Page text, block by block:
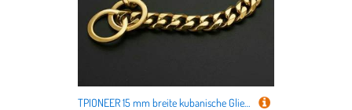
TPIONEER 15 mm breite kubanische Gliederkette für Hunde, goldfarbenes, strapazierfähiges Metallhalsband mit Schlupfkette, modisches Haustierschmuck-Accessoire